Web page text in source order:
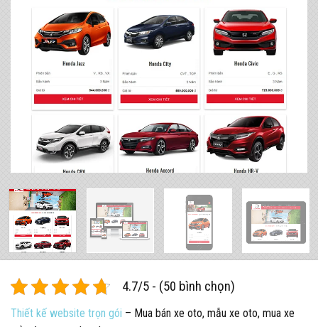
4.7/5 - (50 bình chọn)
Thiết kế website trọn gói – Mua bán xe oto, mẫu xe oto, mua xe